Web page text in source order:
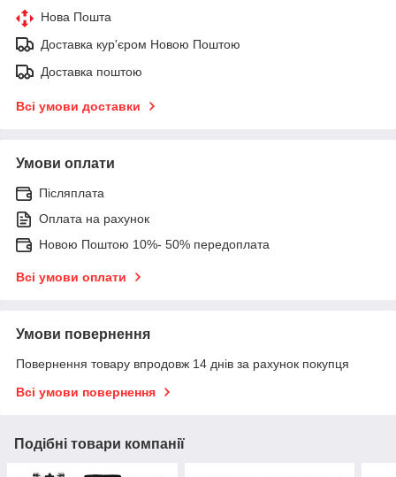
Нова Пошта
Доставка кур'єром Новою Поштою
Доставка поштою
Всі умови доставки
Умови оплати
Післяплата
Оплата на рахунок
Новою Поштою 10%- 50% передоплата
Всі умови оплати
Умови повернення
Повернення товару впродовж 14 днів за рахунок покупця
Всі умови повернення
Подібні товари компанії